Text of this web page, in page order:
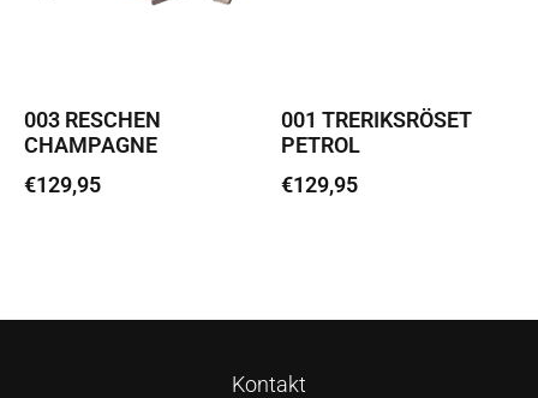
003 RESCHEN
CHAMPAGNE
€129,95
001 TRERIKSRÖSET
PETROL
€129,95
Kontakt